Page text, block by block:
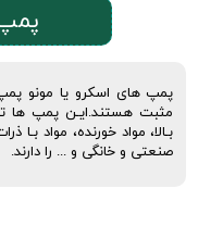
پمپ های اسکرو یا مونو
مثبت هستند.ایـن پمپ ها
بـالا، مواد خورنده، مواد
صنعتی و خانگی و ... را دارند.